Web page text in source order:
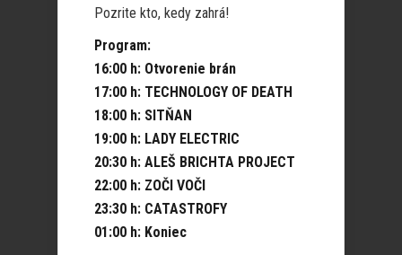
Pozrite kto, kedy zahrá!
Program:
16:00 h: Otvorenie brán
17:00 h: TECHNOLOGY OF DEATH
18:00 h: SITŇAN
19:00 h: LADY ELECTRIC
20:30 h: ALEŠ BRICHTA PROJECT
22:00 h: ZOČI VOČI
23:30 h: CATASTROFY
01:00 h: Koniec